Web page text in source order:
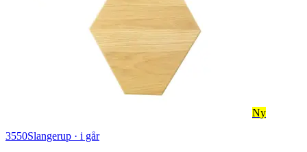
Ny
3550Slangerup · i går